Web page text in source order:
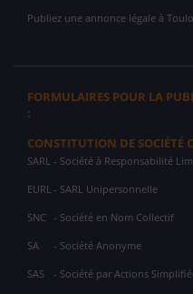
Publiez une annonce légale à
FORMULAIRES POUR LA
:
CONSTITUTION DE SOCIÉTÉ
SARL - Société à Responsabilité
EURL - SARL Unipersonnelle
SNC - Société en Nom Collectif
SA - Société Anonyme
SAS - Société par Actions